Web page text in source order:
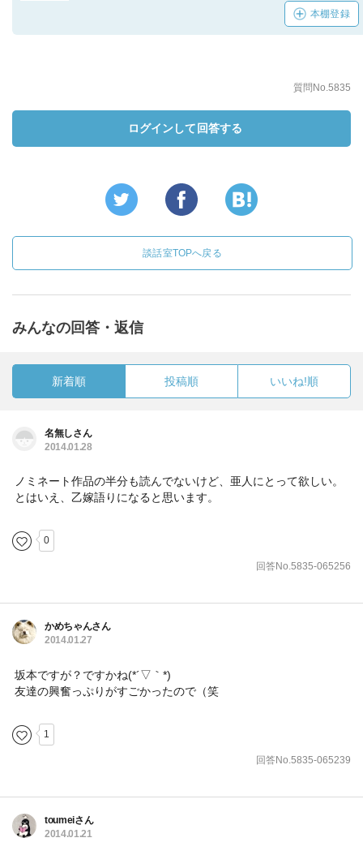
本棚登録
質問No.5835
ログインして回答する
談話室TOPへ戻る
みんなの回答・返信
新着順 投稿順 いいね!順
名無しさん
2014.01.28
ノミネート作品の半分も読んでないけど、亜人にとって欲しい。
とはいえ、乙嫁語りになると思います。
0
回答No.5835-065256
かめちゃんさん
2014.01.27
坂本ですが？ですかね(*´▽｀*)
友達の興奮っぷりがすごかったので（笑
1
回答No.5835-065239
toumeiさん
2014.01.21